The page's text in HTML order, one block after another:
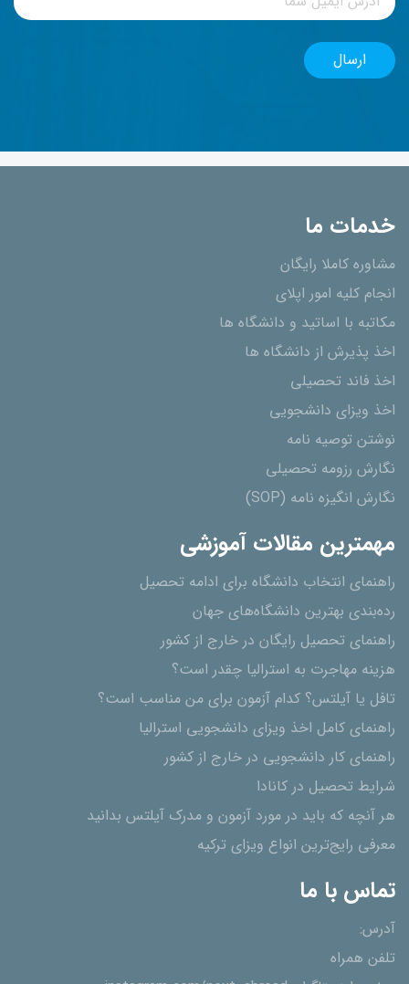
خدمات ما
مشاوره کاملا رایگان
انجام کلیه امور اپلای
مکاتبه با اساتید و دانشگاه ها
اخذ پذیرش از دانشگاه ھا
اخذ فاند تحصیلی
اخذ ویزای دانشجویی
نوشتن توصیه نامه
نگارش رزومه تحصیلی
نگارش انگیزه نامه (SOP)
مهمترین مقالات آموزشی
راهنمای انتخاب دانشگاه برای ادامه تحصیل
رده‌بندی بهترین دانشگاه‌های جهان
راهنمای تحصیل رایگان در خارج از کشور
هزینه مهاجرت به استرالیا چقدر است؟
تافل یا آیلتس؟ کدام آزمون برای من مناسب است؟
راهنمای کامل اخذ ویزای دانشجویی استرالیا
راهنمای کار دانشجویی در خارج از کشور
شرایط تحصیل در کانادا
هر آنچه که باید در مورد آزمون و مدرک آیلتس بدانید
معرفی رایج‌ترین انواع ویزای ترکیه
تماس با ما
آدرس:
تلفن همراه